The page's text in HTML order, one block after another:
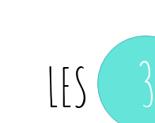
LES 3